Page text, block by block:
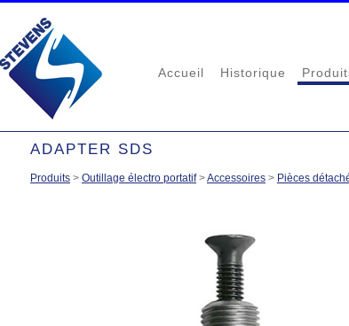
Accueil Historique
ADAPTER SDS
Produits > Outillage électro portatif>Accessoires > Pièces